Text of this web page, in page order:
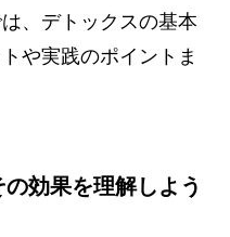
、デトックスの基本
や実践のポイントま
効果を理解しよう